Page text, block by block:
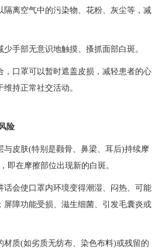
离空气中的污染物、花粉、灰尘等，减
部无意识地触摸、搔抓面部白斑。
口罩可以暂时遮盖皮损，减轻患者的心
持正常社交活动。
险
皮肤(特别是颧骨、鼻梁、耳后)持续摩
即在摩擦部位出现新的白斑。
会使口罩内环境变得潮湿、闷热、可能
屏障功能受损、滋生细菌、引发毛囊炎或
质(如劣质无纺布、染色布料)或残留的